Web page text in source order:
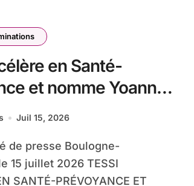
en Santé-
et nomme Yoann
en tant que Vice-
Juil 15, 2026
15 juillet 2026 TESSI
SANTÉ-PRÉVOYANCE ET